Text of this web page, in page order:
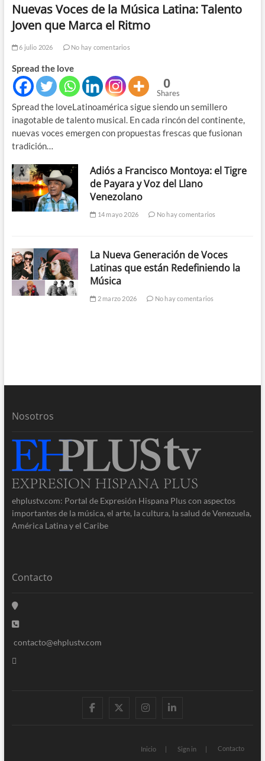
Nuevas Voces de la Música Latina: Talento
Joven que Marca el Ritmo
6 julio 2026 No hay comentarios
Spread the love
0
Shares
Spread the loveLatinoamérica sigue siendo un semillero
inagotable de talento musical. En cada rincón del continente,
nuevas voces emergen con propuestas frescas que fusionan
tradición…
Adiós a Francisco Montoya: el Tigre
de Payara y Voz del Llano
Venezolano
14 mayo 2026 No hay comentarios
La Nueva Generación de Voces
Latinas que están Redefiniendo la
Música
2 marzo 2026 No hay comentarios
Nosotros
ehplustv.com: Portal de Expresión Hispana Plus con aspectos
importantes de la música, el arte, la cultura, la salud de Venezuela,
América Latina y el Caribe
Contacto
contacto@ehplustv.com
facebooktwitterinstagram
linkedin
Inicio Sign in Contacto